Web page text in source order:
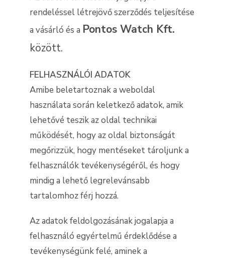
rendeléssel létrejövő szerződés teljesítése
a vásárló és a Pontos Watch Kft.
között.
FELHASZNÁLÓI ADATOK
Amibe beletartoznak a weboldal
használata során keletkező adatok, amik
lehetővé teszik az oldal technikai
működését, hogy az oldal biztonságát
megőrizzük, hogy mentéseket tároljunk a
felhasználók tevékenységéről, és hogy
mindig a lehető legrelevánsabb
tartalomhoz férj hozzá.
Az adatok feldolgozásának jogalapja a
felhasználó egyértelmű érdeklődése a
tevékenységünk felé, aminek a